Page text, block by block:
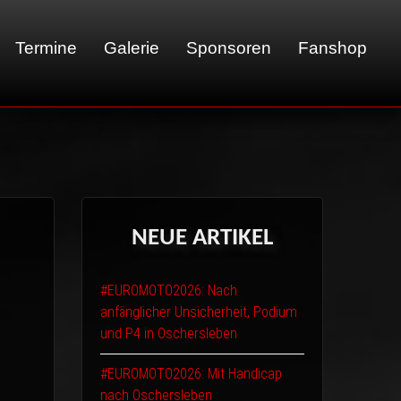
Termine Galerie
04 - Spa
06 - Most
Sponsoren Fanshop
NEUE ARTIKEL
#EUROMOTO2026: Nach
anfänglicher Unsicherheit, Podium
und P4 in Oschersleben
#EUROMOTO2026: Mit Handicap
nach Oschersleben